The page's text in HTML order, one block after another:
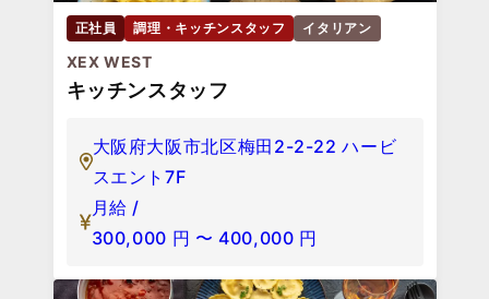
正社員 調理・キッチンスタッフ イタリアン
XEX WEST
キッチンスタッフ
大阪府大阪市北区梅田2-2-22 ハービ
スエント7F
月給 /
300,000 円 〜 400,000 円